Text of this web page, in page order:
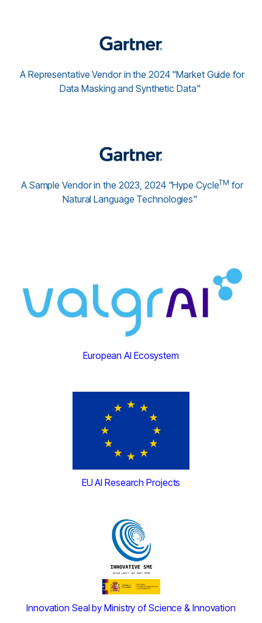
A Representative Vendor in the 2024 "Market Guide for
Data Masking and Synthetic Data"
A Sample Vendor in the 2023, 2024 "Hype CycleTM for
Natural Language Technologies"
European AI Ecosystem
EU AI Research Projects
Innovation Seal by Ministry of Science & Innovation